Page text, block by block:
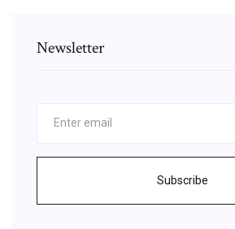
Newsletter
Subscribe